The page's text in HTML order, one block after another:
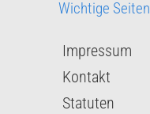
Wichtige Seiten
Impressum
Kontakt
Statuten